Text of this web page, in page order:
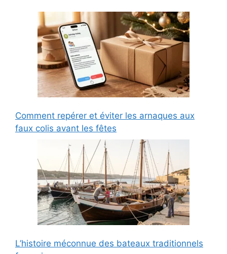
Comment repérer et éviter les arnaques aux
faux colis avant les fêtes
L’histoire méconnue des bateaux traditionnels